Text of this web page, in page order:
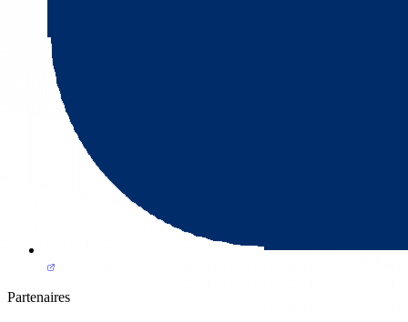
Partenaires